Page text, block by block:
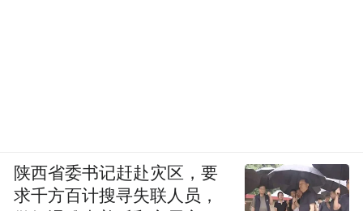
陕西省委书记赶赴灾区，要
求千方百计搜寻失联人员，